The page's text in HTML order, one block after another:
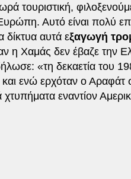
τουριστική,
Αυτό είναι πολύ
δίκτυα αυτά εξαγωγή
η Χαμάς δεν έβαζε την
«τη δεκαετία του
ενώ ερχόταν ο Αραφάτ
χτυπήματα εναντίον